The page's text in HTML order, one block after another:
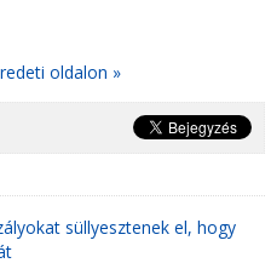
oldalon »
süllyesztenek el, hogy